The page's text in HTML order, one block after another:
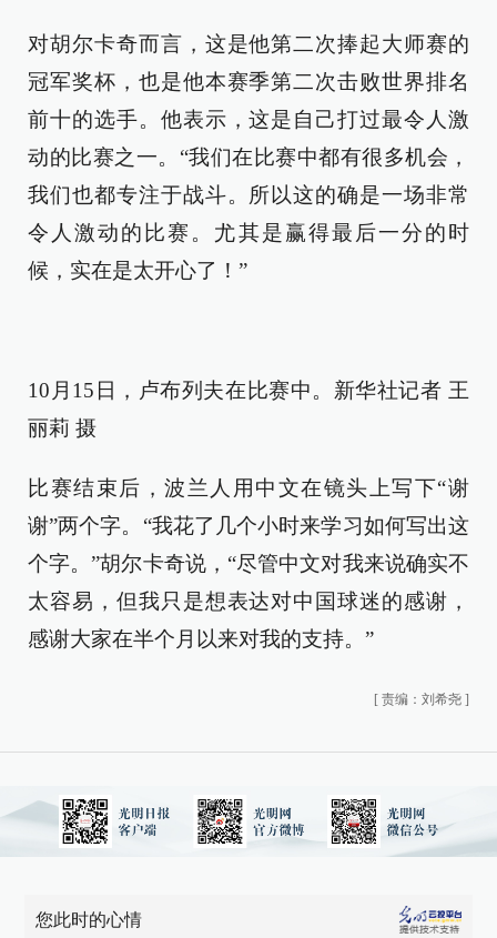
对胡尔卡奇而言，这是他第二次捧起大师赛的
冠军奖杯，也是他本赛季第二次击败世界排名
前十的选手。他表示，这是自己打过最令人激
动的比赛之一。“我们在比赛中都有很多机会，
我们也都专注于战斗。所以这的确是一场非常
令人激动的比赛。尤其是赢得最后一分的时
候，实在是太开心了！”
10月15日，卢布列夫在比赛中。新华社记者 王
丽莉 摄
比赛结束后，波兰人用中文在镜头上写下“谢
谢”两个字。“我花了几个小时来学习如何写出这
个字。”胡尔卡奇说，“尽管中文对我来说确实不
太容易，但我只是想表达对中国球迷的感谢，
感谢大家在半个月以来对我的支持。”
[ 责编：刘希尧 ]
您此时的心情